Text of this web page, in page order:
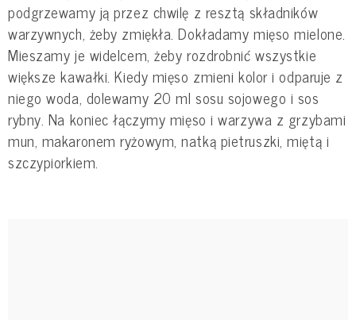
podgrzewamy ją przez chwilę z resztą składników
warzywnych, żeby zmiękła. Dokładamy mięso mielone.
Mieszamy je widelcem, żeby rozdrobnić wszystkie
większe kawałki. Kiedy mięso zmieni kolor i odparuje z
niego woda, dolewamy 20 ml sosu sojowego i sos
rybny. Na koniec łączymy mięso i warzywa z grzybami
mun, makaronem ryżowym, natką pietruszki, miętą i
szczypiorkiem.